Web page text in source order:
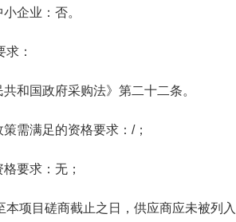
企业：否。
：
和国政府采购法》第二十二条。
需满足的资格要求：/；
要求：无；
本项目磋商截止之日，供应商应未被列